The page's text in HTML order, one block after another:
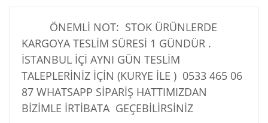
ÖNEMLİ NOT: STOK ÜRÜNLERDE
KARGOYA TESLİM SÜRESİ 1 GÜNDÜR .
İSTANBUL İÇİ AYNI GÜN TESLİM
TALEPLERİNİZ İÇİN (KURYE İLE ) 0533 465 06
87 WHATSAPP SİPARİŞ HATTIMIZDAN
BİZİMLE İRTİBATA GEÇEBİLİRSİNİZ